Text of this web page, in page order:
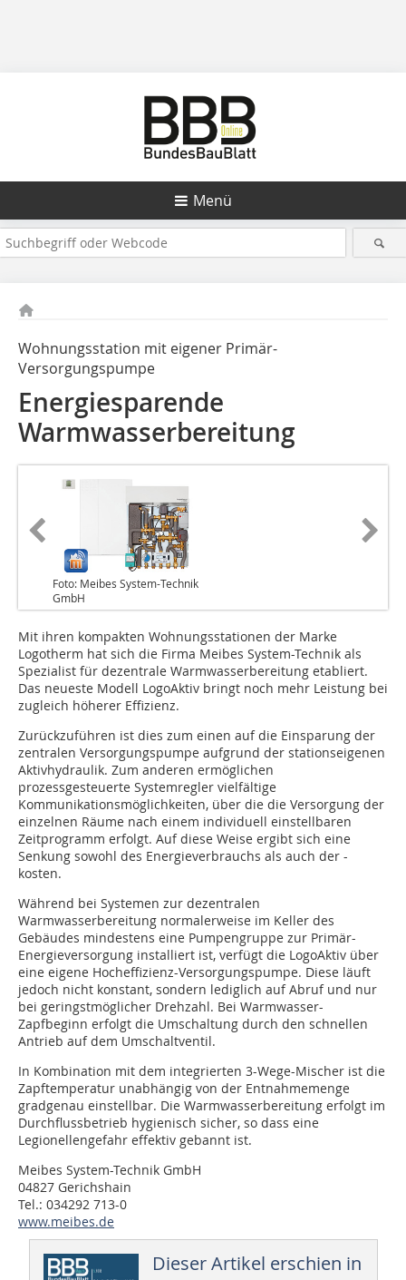
Menü
Wohnungsstation mit eigener Primär-
Versorgungspumpe
Energiesparende
Warmwasserbereitung
Foto: Meibes System-Technik
GmbH
Mit ihren kompakten Wohnungsstationen der Marke
Logotherm hat sich die Firma Meibes System-Technik als
Spezialist für dezentrale Warmwasserbereitung etabliert.
Das neueste Modell LogoAktiv bringt noch mehr Leistung bei
zugleich höherer Effizienz.
Zurückzuführen ist dies zum einen auf die Einsparung der
zentralen Versorgungspumpe aufgrund der stationseigenen
Aktivhydraulik. Zum anderen ermöglichen
prozessgesteuerte Systemregler vielfältige
Kommunikationsmöglichkeiten, über die die Versorgung der
einzelnen Räume nach einem individuell einstellbaren
Zeitprogramm erfolgt. Auf diese Weise ergibt sich eine
Senkung sowohl des Energieverbrauchs als auch der -
kosten.
Während bei Systemen zur dezentralen
Warmwasserbereitung normalerweise im Keller des
Gebäudes mindestens eine Pumpengruppe zur Primär-
Energieversorgung installiert ist, verfügt die LogoAktiv über
eine eigene Hocheffizienz-Versorgungspumpe. Diese läuft
jedoch nicht konstant, sondern lediglich auf Abruf und nur
bei geringstmöglicher Drehzahl. Bei Warmwasser-
Zapfbeginn erfolgt die Umschaltung durch den schnellen
Antrieb auf dem Umschaltventil.
In Kombination mit dem integrierten 3-Wege-Mischer ist die
Zapftemperatur unabhängig von der Entnahmemenge
gradgenau einstellbar. Die Warmwasserbereitung erfolgt im
Durchflussbetrieb hygienisch sicher, so dass eine
Legionellengefahr effektiv gebannt ist.
Meibes System-Technik GmbH
04827 Gerichshain
Tel.: 034292 713-0
www.meibes.de
Dieser Artikel erschien in